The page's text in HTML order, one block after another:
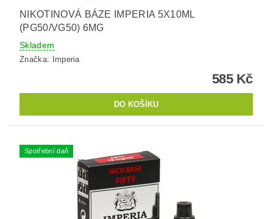
NIKOTINOVÁ BÁZE IMPERIA 5X10ML
(PG50/VG50) 6MG
Skladem
Značka: Imperia
585 Kč
Spotřební daň